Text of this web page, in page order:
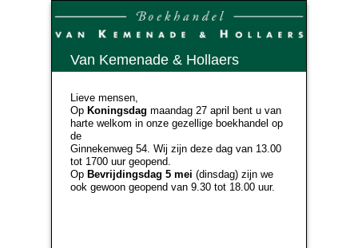
Van Kemenade & Hollaers
Lieve mensen,
Op Koningsdag maandag 27 april bent u van
harte welkom in onze gezellige boekhandel op
de
Ginnekenweg 54. Wij zijn deze dag van 13.00
tot 1700 uur geopend.
Op Bevrijdingsdag 5 mei (dinsdag) zijn we
ook gewoon geopend van 9.30 tot 18.00 uur.